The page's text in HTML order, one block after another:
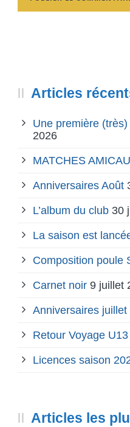
Articles
Une première
2026
MATCHES
Anniversaires Août
L’album du club 30
La saison est
Composition poule
Carnet noir 9 juillet
Anniversaires juillet
Retour Voyage
Licences saison
Articles les